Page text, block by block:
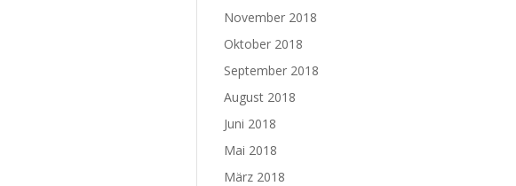
November 2018
Oktober 2018
September 2018
August 2018
Juni 2018
Mai 2018
März 2018